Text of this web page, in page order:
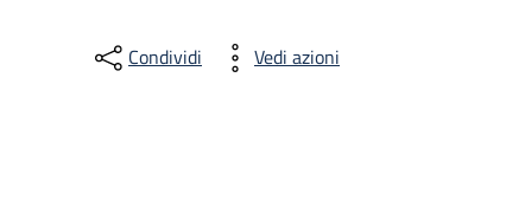
Condividi Vedi azioni